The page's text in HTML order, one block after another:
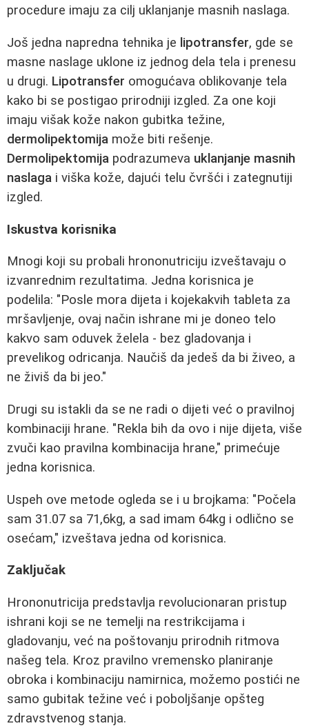
procedure imaju za cilj uklanjanje masnih naslaga.
Još jedna napredna tehnika je lipotransfer, gde se
masne naslage uklone iz jednog dela tela i prenesu
u drugi. Lipotransfer omogućava oblikovanje tela
kako bi se postigao prirodniji izgled. Za one koji
imaju višak kože nakon gubitka težine,
dermolipektomija može biti rešenje.
Dermolipektomija podrazumeva uklanjanje masnih
naslaga i viška kože, dajući telu čvršći i zategnutiji
izgled.
Iskustva korisnika
Mnogi koji su probali hrononutriciju izveštavaju o
izvanrednim rezultatima. Jedna korisnica je
podelila: "Posle mora dijeta i kojekakvih tableta za
mršavljenje, ovaj način ishrane mi je doneo telo
kakvo sam oduvek želela - bez gladovanja i
prevelikog odricanja. Naučiš da jedeš da bi živeo, a
ne živiš da bi jeo."
Drugi su istakli da se ne radi o dijeti već o pravilnoj
kombinaciji hrane. "Rekla bih da ovo i nije dijeta, više
zvuči kao pravilna kombinacija hrane," primećuje
jedna korisnica.
Uspeh ove metode ogleda se i u brojkama: "Počela
sam 31.07 sa 71,6kg, a sad imam 64kg i odlično se
osećam," izveštava jedna od korisnica.
Zaključak
Hrononutricija predstavlja revolucionaran pristup
ishrani koji se ne temelji na restrikcijama i
gladovanju, već na poštovanju prirodnih ritmova
našeg tela. Kroz pravilno vremensko planiranje
obroka i kombinaciju namirnica, možemo postići ne
samo gubitak težine već i poboljšanje opšteg
zdravstvenog stanja.